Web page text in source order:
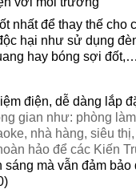
nhất để thay thế cho
hại như sử dụng
hay bóng sợi đốt,…
điện, dễ dàng lắp
gian như: phòng
nhà hàng, siêu
hảo để các Kiến
sáng mà vẫn đảm